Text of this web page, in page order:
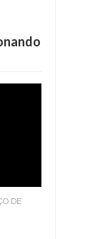
DE